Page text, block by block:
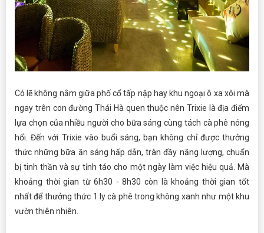
Có lẽ không nằm giữa phố cổ tấp nập hay khu ngoại ô xa xôi mà
ngay trên con đường Thái Hà quen thuộc nên Trixie là địa điểm
lựa chọn của nhiều người cho bữa sáng cùng tách cà phê nóng
hổi. Đến với Trixie vào buổi sáng, bạn không chỉ được thưởng
thức những bữa ăn sáng hấp dẫn, tràn đầy năng lượng, chuẩn
bị tinh thần và sự tỉnh táo cho một ngày làm việc hiệu quả. Mà
khoảng thời gian từ 6h30 - 8h30 còn là khoảng thời gian tốt
nhất để thưởng thức 1 ly cà phê trong không xanh như một khu
vườn thiên nhiên.